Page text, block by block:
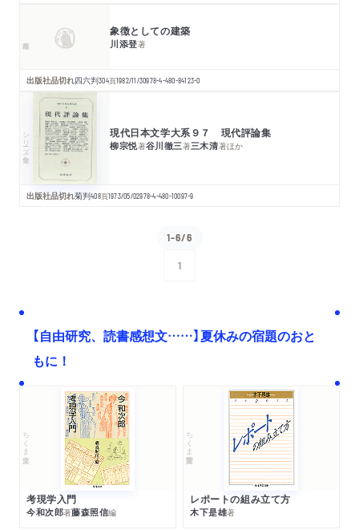
象徴としての建築
川添登著
出版社品切れ四六判304頁1982/11/30978-4-480-84123-0
シリーズ・全集 現代日本文学大系９７ 現代評論集
柳宗悦著谷川徹三著三木清著ほか
出版社品切れ菊判408頁1973/05/02978-4-480-10097-9
1-6/6
1
【自由研究、読書感想文……】夏休みの宿題のおと
もに！
ちくま文庫
考現学入門
今和次郎著藤森照信編
ちくま学芸文庫
レポートの組み立て方
木下是雄著